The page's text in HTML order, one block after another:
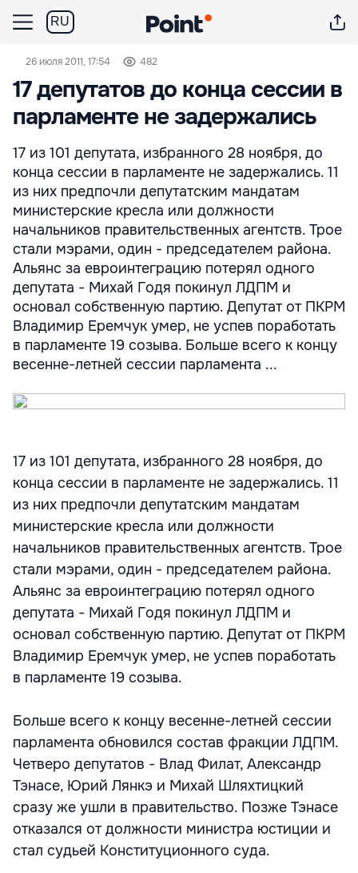
RU
26 июля 2011, 17:54 482
17 депутатов до конца сессии в
парламенте не задержались
17 из 101 депутата, избранного 28 ноября, до
конца сессии в парламенте не задержались. 11
из них предпочли депутатским мандатам
министерские кресла или должности
начальников правительственных агентств. Трое
стали мэрами, один - председателем района.
Альянс за евроинтеграцию потерял одного
депутата - Михай Годя покинул ЛДПМ и
основал собственную партию. Депутат от ПКРМ
Владимир Еремчук умер, не успев поработать
в парламенте 19 созыва. Больше всего к концу
весенне-летней сессии парламента ...
17 из 101 депутата, избранного 28 ноября, до
конца сессии в парламенте не задержались. 11
из них предпочли депутатским мандатам
министерские кресла или должности
начальников правительственных агентств. Трое
стали мэрами, один - председателем района.
Альянс за евроинтеграцию потерял одного
депутата - Михай Годя покинул ЛДПМ и
основал собственную партию. Депутат от ПКРМ
Владимир Еремчук умер, не успев поработать
в парламенте 19 созыва.
Больше всего к концу весенне-летней сессии
парламента обновился состав фракции ЛДПМ.
Четверо депутатов - Влад Филат, Александр
Тэнасе, Юрий Лянкэ и Михай Шляхтицкий
сразу же ушли в правительство. Позже Тэнасе
отказался от должности министра юстиции и
стал судьей Конституционного суда.